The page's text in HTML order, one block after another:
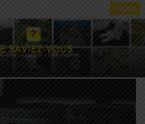
MENU
saviez-vous.com | Infos insolites